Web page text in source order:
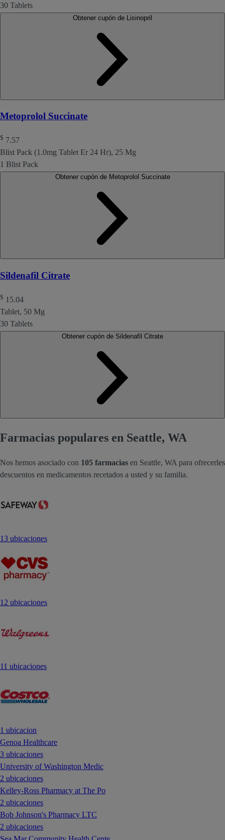
30 Tablets
Metoprolol Succinate
$ 7.57
Blist Pack (1.0mg Tablet Er 24 Hr), 25 Mg
1 Blist Pack
Obtener cupón de Metoprolol Succinate
Sildenafil Citrate
$ 15.04
Tablet, 50 Mg
30 Tablets
Farmacias populares en Seattle, WA
Nos hemos asociado con 105 farmacias en Seattle, WA para ofrecerles
descuentos en medicamentos recetados a usted y su familia.
13 ubicaciones
12 ubicaciones
11 ubicaciones
1 ubicacion
Genoa Healthcare
3 ubicaciones
University of Washington Medic
2 ubicaciones
Kelley-Ross Pharmacy at The Po
2 ubicaciones
Bob Johnson's Pharmacy LTC
2 ubicaciones